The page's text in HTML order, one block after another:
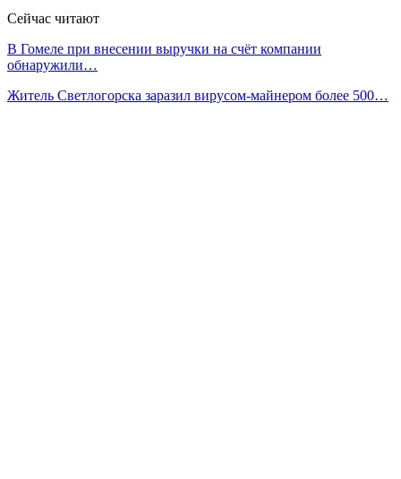
Сейчас читают
В Гомеле при внесении выручки на счёт компании
обнаружили…
Житель Светлогорска заразил вирусом-майнером более 500…